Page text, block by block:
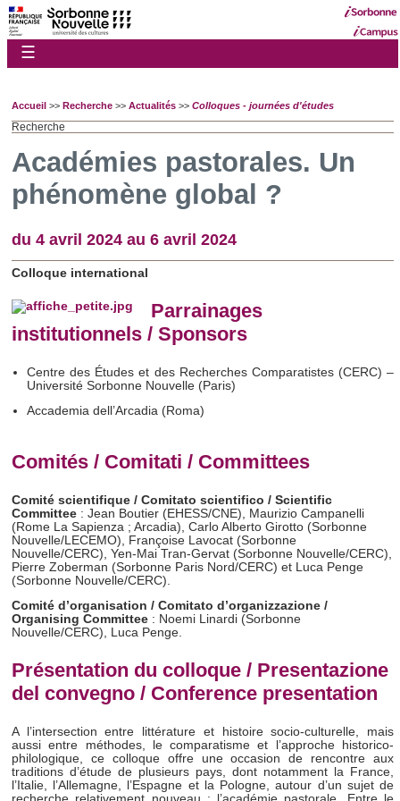
☰
Accueil >> Recherche >> Actualités >> Colloques - journées d'études
Recherche
Académies pastorales. Un
phénomène global ?
du 4 avril 2024 au 6 avril 2024
Colloque international
Parrainages
institutionnels / Sponsors
Centre des Études et des Recherches Comparatistes (CERC) –
Université Sorbonne Nouvelle (Paris)
Accademia dell’Arcadia (Roma)
Comités / Comitati / Committees
Comité scientifique / Comitato scientifico / Scientific
Committee : Jean Boutier (EHESS/CNE), Maurizio Campanelli
(Rome La Sapienza ; Arcadia), Carlo Alberto Girotto (Sorbonne
Nouvelle/LECEMO), Françoise Lavocat (Sorbonne
Nouvelle/CERC), Yen-Mai Tran-Gervat (Sorbonne Nouvelle/CERC),
Pierre Zoberman (Sorbonne Paris Nord/CERC) et Luca Penge
(Sorbonne Nouvelle/CERC).
Comité d’organisation / Comitato d’organizzazione /
Organising Committee : Noemi Linardi (Sorbonne
Nouvelle/CERC), Luca Penge.
Présentation du colloque / Presentazione
del convegno / Conference presentation
A l’intersection entre littérature et histoire socio-culturelle, mais
aussi entre méthodes, le comparatisme et l’approche historico-
philologique, ce colloque offre une occasion de rencontre aux
traditions d’étude de plusieurs pays, dont notamment la France,
l’Italie, l’Allemagne, l’Espagne et la Pologne, autour d’un sujet de